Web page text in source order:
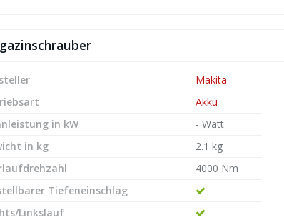
Makita
Akku
in kW
- Watt
in kg
2.1 kg
4000 Nm
Tiefeneinschlag
Linkslauf